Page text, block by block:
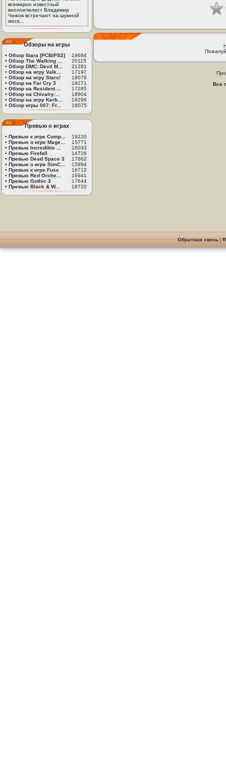
всемирно известный
виолончелист Владимир
Чижов встречают на шумной
моск...
Обзоры на игры
• Обзор Ibara [PCB/PS2]
19684
• Обзор The Walking ...
20115
• Обзор DMC: Devil M...
21281
• Обзор на игру Valk...
17197
• Обзор на игру Stars!
19076
• Обзор на Far Cry 3
19271
• Обзор на Resident ...
17265
• Обзор на Chivalry:...
18904
• Обзор на игру Kerb...
19296
• Обзор игры 007: Fr... 18075
Превью о играх
• Превью к игре Comp...
19220
• Превью о игре Mage...
15771
• Превью Incredible ...
16033
• Превью Firefall
14729
• Превью Dead Space 3
17662
• Превью о игре SimC...
15994
• Превью к игре Fuse
16712
• Превью Red Orche...
16941
• Превью Gothic 3
17644
• Превью Black & W... 18720
Все
Обратная связь